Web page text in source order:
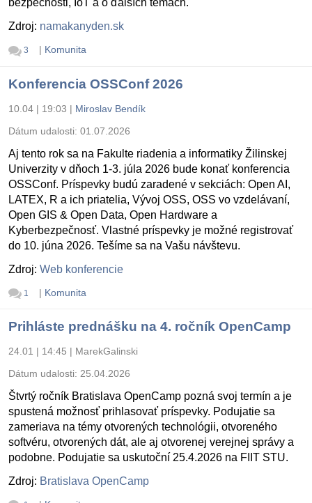
bezpečnosti, IoT a o ďalších témach.
Zdroj: namakanyden.sk
3 | Komunita
Konferencia OSSConf 2026
10.04 | 19:03 | Miroslav Bendík
Dátum udalosti: 01.07.2026
Aj tento rok sa na Fakulte riadenia a informatiky Žilinskej
Univerzity v dňoch 1-3. júla 2026 bude konať konferencia
OSSConf. Príspevky budú zaradené v sekciách: Open AI,
LATEX, R a ich priatelia, Vývoj OSS, OSS vo vzdelávaní,
Open GIS & Open Data, Open Hardware a
Kyberbezpečnosť. Vlastné príspevky je možné registrovať
do 10. júna 2026. Tešíme sa na Vašu návštevu.
Zdroj: Web konferencie
1 | Komunita
Prihláste prednášku na 4. ročník OpenCamp
24.01 | 14:45 | MarekGalinski
Dátum udalosti: 25.04.2026
Štvrtý ročník Bratislava OpenCamp pozná svoj termín a je
spustená možnosť prihlasovať príspevky. Podujatie sa
zameriava na témy otvorených technológii, otvoreného
softvéru, otvorených dát, ale aj otvorenej verejnej správy a
podobne. Podujatie sa uskutoční 25.4.2026 na FIIT STU.
Zdroj: Bratislava OpenCamp